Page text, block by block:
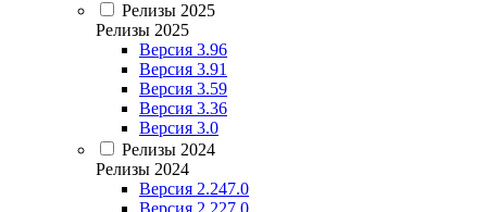
Релизы 2025
Релизы 2025
Версия 3.96
Версия 3.91
Версия 3.59
Версия 3.36
Версия 3.0
Релизы 2024
Релизы 2024
Версия 2.247.0